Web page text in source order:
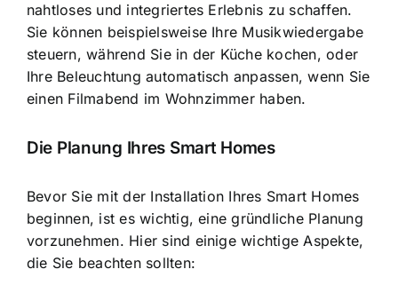
nahtloses und integriertes Erlebnis zu schaffen.
Sie können beispielsweise Ihre Musikwiedergabe
steuern, während Sie in der Küche kochen, oder
Ihre Beleuchtung automatisch anpassen, wenn Sie
einen Filmabend im Wohnzimmer haben.
Die Planung Ihres Smart Homes
Bevor Sie mit der Installation Ihres Smart Homes
beginnen, ist es wichtig, eine gründliche Planung
vorzunehmen. Hier sind einige wichtige Aspekte,
die Sie beachten sollten: